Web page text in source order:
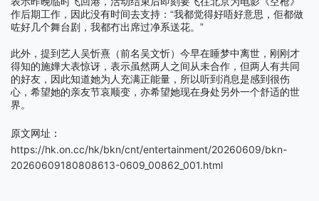
作后期工作，因此没有时间去支持： “我都觉得好唔好意思，佢都做
咗好几个舞台剧，我都冇出席过净系送花。 ”
此外，提到艺人吴忻熹（前名吴文忻）今早在睡梦中离世，刚刚才
得知的施嬅大表惊讶，表示虽然两人之间从未合作，但两人有共同
的好友，因此知道她为人充满正能量，所以听到消息是感到很伤
心，希望她的亲友节哀顺变，亦希望她现在身处另外一个舒适的世
界。
原文网址 ：
https://hk.on.cc/hk/bkn/cnt/entertainment/20260609/bkn-
20260609180808613-0609_00862_001.html